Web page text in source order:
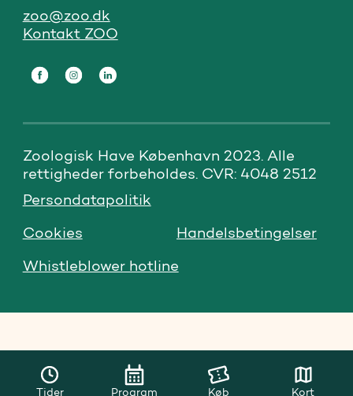
zoo@zoo.dk
Kontakt ZOO
Zoologisk Have København 2023. Alle
rettigheder forbeholdes. CVR: 4048 2512
Whistleblower hotline
Cookies Handelsbetingelser
Persondatapolitik
Tider Program Køb Kort